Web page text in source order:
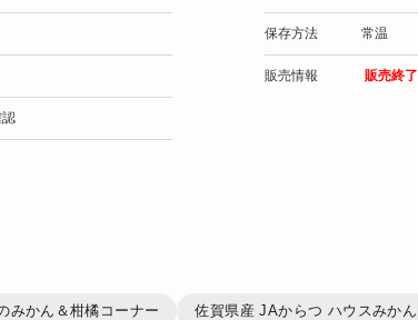
認
保存方法 常温
販売情報 販売終了
みかん＆柑橘コーナー 佐賀県産 JAからつ ハウスみかん